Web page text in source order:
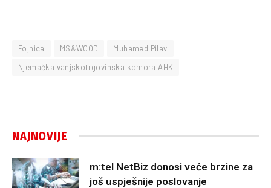
Fojnica MS&WOOD
Muhamed Pilav
Njemačka vanjskotrgovinska komora AHK
NAJNOVIJE
m:tel NetBiz donosi veće brzine za
još uspješnije poslovanje